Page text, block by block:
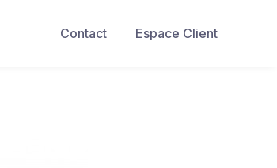
Contact
Espace Client